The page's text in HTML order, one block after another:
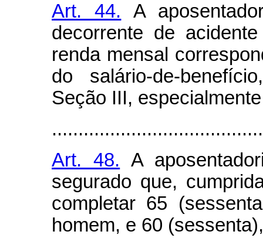
Art. 44. A
decorrente de
renda mensal
do salário-de-
Seção III,
Art. 48. A
segurado que,
completar 65
homem, e 60